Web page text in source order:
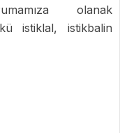
olanak
istiklal, istikbalin